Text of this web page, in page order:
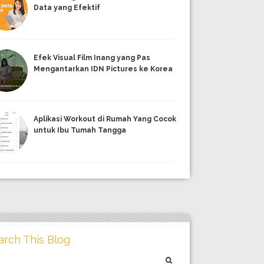
Data yang Efektif
Efek Visual Film Inang yang Pas
Mengantarkan IDN Pictures ke Korea
Aplikasi Workout di Rumah Yang Cocok
untuk Ibu Tumah Tangga
This Blog